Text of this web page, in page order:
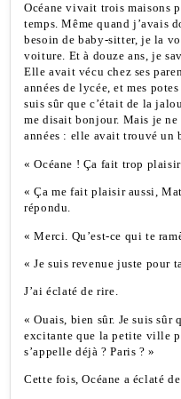
Océane vivait trois maisons
temps. Même quand j’avais
besoin de baby-sitter, je la
voiture. Et à douze ans, je
Elle avait vécu chez ses
années de lycée, et mes
suis sûr que c’était de la
me disait bonjour. Mais je ne
années : elle avait trouvé un
« Océane ! Ça fait trop
« Ça me fait plaisir aussi,
répondu.
« Merci. Qu’est-ce qui te
« Je suis revenue juste pour
J’ai éclaté de rire.
« Ouais, bien sûr. Je suis
excitante que la petite ville
s’appelle déjà ? Paris ? »
Cette fois, Océane a éclaté